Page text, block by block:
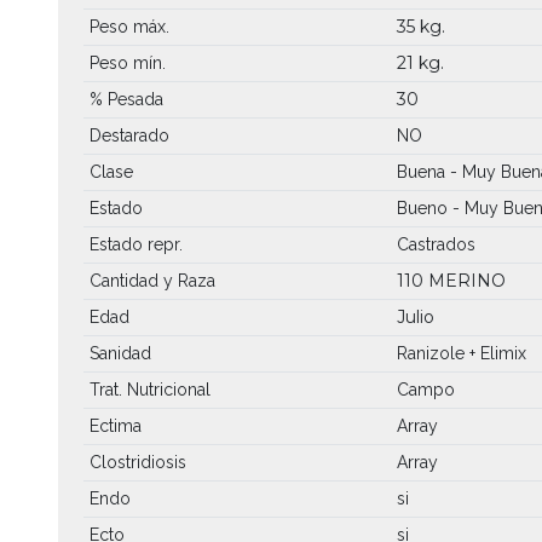
Peso máx. 35 kg.
Peso mín. 21 kg.
% Pesada 30
Destarado
NO
Clase
Buena - Muy
Estado
Bueno - Muy
Estado repr.
Castrados
Cantidad y Raza
110 MERINO
Edad Julio
Sanidad
Ranizole + Elimix
Trat. Nutricional
Campo
Ectima
Array
Clostridiosis
Array
Endo
si
Ecto
si